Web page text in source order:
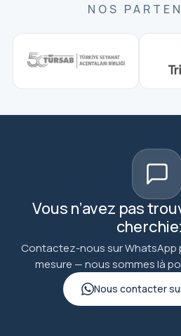
NOS
Vous n’avez pas
Contactez-nous sur WhatsApp
mesure — nous sommes là
Nous contacter